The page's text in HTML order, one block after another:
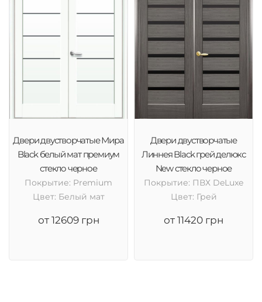
Двери двустворчатые Мира
Black белый мат премиум
стекло черное
Покрытие: Premium
Цвет: Белый мат
от 12609 грн
Двери двустворчатые
Линнея Black грей делюкс
New стекло черное
Покрытие: ПВХ DeLuxe
Цвет: Грей
от 11420 грн